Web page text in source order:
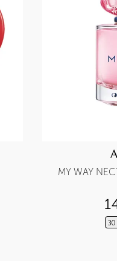
MY WAY
30